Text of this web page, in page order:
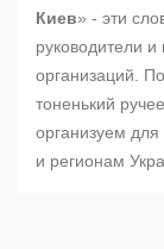
Киев» - эти
руководители
организаций.
тоненький
организуем для
и регионам